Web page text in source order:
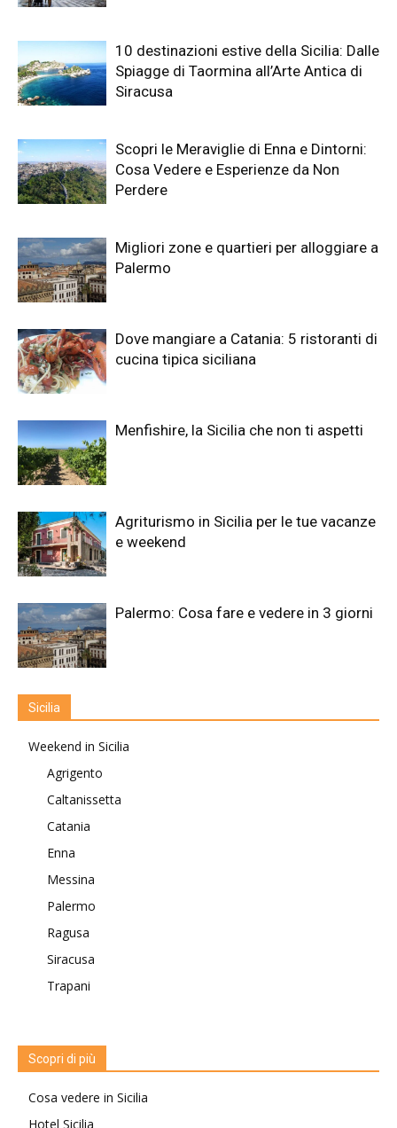
10 destinazioni estive della Sicilia: Dalle
Spiagge di Taormina all’Arte Antica di
Siracusa
Scopri le Meraviglie di Enna e Dintorni:
Cosa Vedere e Esperienze da Non
Perdere
Migliori zone e quartieri per alloggiare a
Palermo
Dove mangiare a Catania: 5 ristoranti di
cucina tipica siciliana
Menfishire, la Sicilia che non ti aspetti
Agriturismo in Sicilia per le tue vacanze
e weekend
Palermo: Cosa fare e vedere in 3 giorni
Sicilia
Weekend in Sicilia
Agrigento
Caltanissetta
Catania
Enna
Messina
Palermo
Ragusa
Siracusa
Trapani
Scopri di più
Cosa vedere in Sicilia
Hotel Sicilia